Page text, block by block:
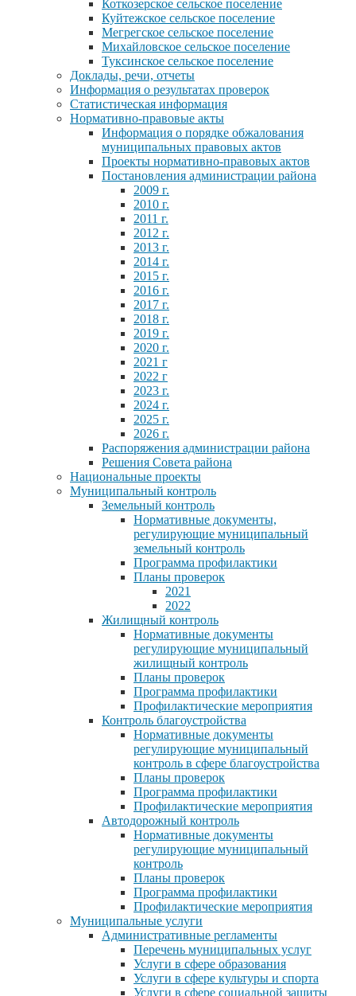
Коткозерское сельское поселение
Куйтежское сельское поселение
Мегрегское сельское поселение
Михайловское сельское поселение
Туксинское сельское поселение
Доклады, речи, отчеты
Информация о результатах проверок
Статистическая информация
Нормативно-правовые акты
Информация о порядке обжалования
муниципальных правовых актов
Проекты нормативно-правовых актов
Постановления администрации района
2009 г.
2010 г.
2011 г.
2012 г.
2013 г.
2014 г.
2015 г.
2016 г.
2017 г.
2018 г.
2019 г.
2020 г.
2021 г
2022 г
2023 г.
2024 г.
2025 г.
2026 г.
Распоряжения администрации района
Решения Совета района
Национальные проекты
Муниципальный контроль
Земельный контроль
Нормативные документы,
регулирующие муниципальный
земельный контроль
Программа профилактики
Планы проверок
2021
2022
Жилищный контроль
Нормативные документы
регулирующие муниципальный
жилищный контроль
Планы проверок
Программа профилактики
Профилактические мероприятия
Контроль благоустройства
Нормативные документы
регулирующие муниципальный
контроль в сфере благоустройства
Планы проверок
Программа профилактики
Профилактические мероприятия
Автодорожный контроль
Нормативные документы
регулирующие муниципальный
контроль
Планы проверок
Программа профилактики
Профилактические мероприятия
Муниципальные услуги
Административные регламенты
Перечень муниципальных услуг
Услуги в сфере образования
Услуги в сфере культуры и спорта
Услуги в сфере социальной защиты